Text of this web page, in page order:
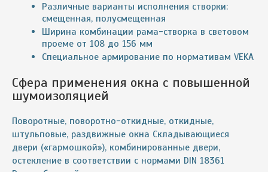
Различные варианты исполнения створки:
смещенная, полусмещенная
Ширина комбинации рама-створка в световом
проеме от 108 до 156 мм
Специальное армирование по нормативам VEKA
Сфера применения окна с повышенной
шумоизоляцией
Поворотные, поворотно-откидные, откидные,
штульповые, раздвижные окна Складывающиеся
двери («гармошкой»), комбинированные двери,
остекление в соответствии с нормами DIN 18361